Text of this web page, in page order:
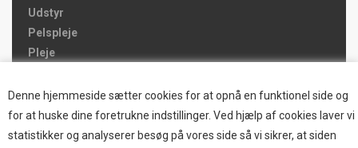
Denne hjemmeside sætter cookies for at opnå en funktionel side og
for at huske dine foretrukne indstillinger. Ved hjælp af cookies laver vi
statistikker og analyserer besøg på vores side så vi sikrer, at siden
Udstyr
Pelspleje
Pleje
Brands
TOP BRANDS